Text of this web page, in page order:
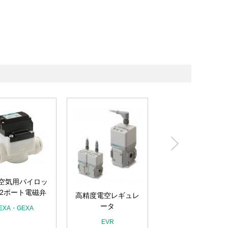
気用パイロッ
2ポート電磁弁
EXA・GEXA
高精度電空レギュレ
ータ
EVR